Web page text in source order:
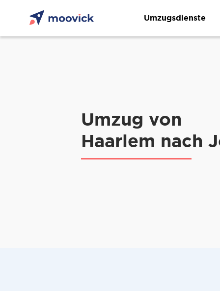
Umzugsdienste
Umzug von
Haarlem nach